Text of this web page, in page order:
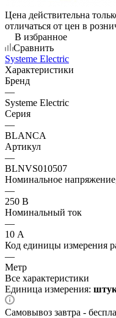
Цена действительна
отличаться от цен в
В избранное
Сравнить
Systeme Electric
Характеристики
Бренд
—
Systeme Electric
Серия
—
BLANCA
Артикул
—
BLNVS010507
Номинальное
—
250 В
Номинальный ток
—
10 А
Код единицы измерения
—
Метр
Все характеристики
Единица измерения:
Самовывоз завтра -